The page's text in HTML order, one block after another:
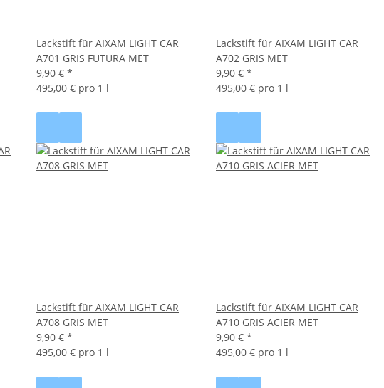
Lackstift für AIXAM LIGHT CAR
A701 GRIS FUTURA MET
9,90 € *
495,00 € pro 1 l
Lackstift für AIXAM LIGHT CAR
A702 GRIS MET
9,90 € *
495,00 € pro 1 l
Lackstift für AIXAM LIGHT CAR
A708 GRIS MET
9,90 € *
495,00 € pro 1 l
Lackstift für AIXAM LIGHT CAR
A710 GRIS ACIER MET
9,90 € *
495,00 € pro 1 l